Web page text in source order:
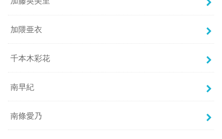
加隈亜衣
千本木彩花
南早紀
南條愛乃